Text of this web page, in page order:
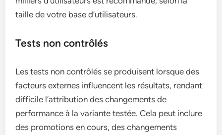
taille de votre base d’utilisateurs.
Tests non contrôlés
Les tests non contrôlés se produisent lorsque des
facteurs externes influencent les résultats, rendant
difficile l’attribution des changements de
performance à la variante testée. Cela peut inclure
des promotions en cours, des changements